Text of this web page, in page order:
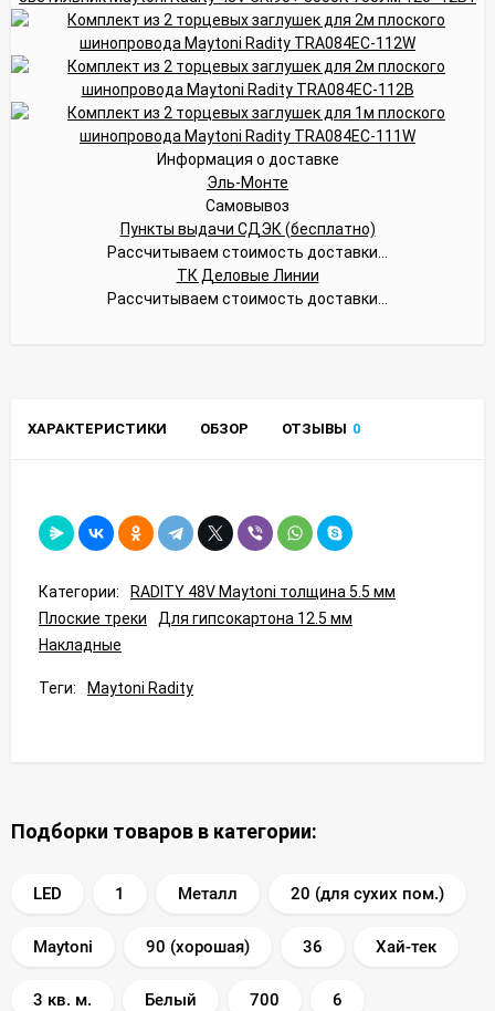
Информация о доставке
Эль-Монте
Самовывоз
Пункты выдачи СДЭК (бесплатно)
Рассчитываем стоимость доставки...
ТК Деловые Линии
Рассчитываем стоимость доставки...
ХАРАКТЕРИСТИКИ ОБЗОР ОТЗЫВЫ 0
Категории:
RADITY 48V Maytoni толщина 5.5 мм
Плоские треки
Для гипсокартона 12.5 мм
Накладные
Теги: Maytoni Radity
Подборки товаров в категории:
LED 1 Металл 20 (для сухих пом.)
Maytoni 90 (хорошая) 36 Хай-тек
3 кв. м. Белый 700 6